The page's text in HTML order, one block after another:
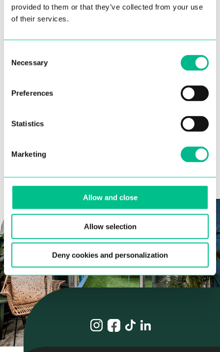
provided to them or that they’ve collected from your use
of their services.
Selection
Necessary
Preferences
Statistics
Marketing
Allow and close
Allow selection
Deny cookies and personalization
Je confirme avoir lu et accepté la
politique de protection des